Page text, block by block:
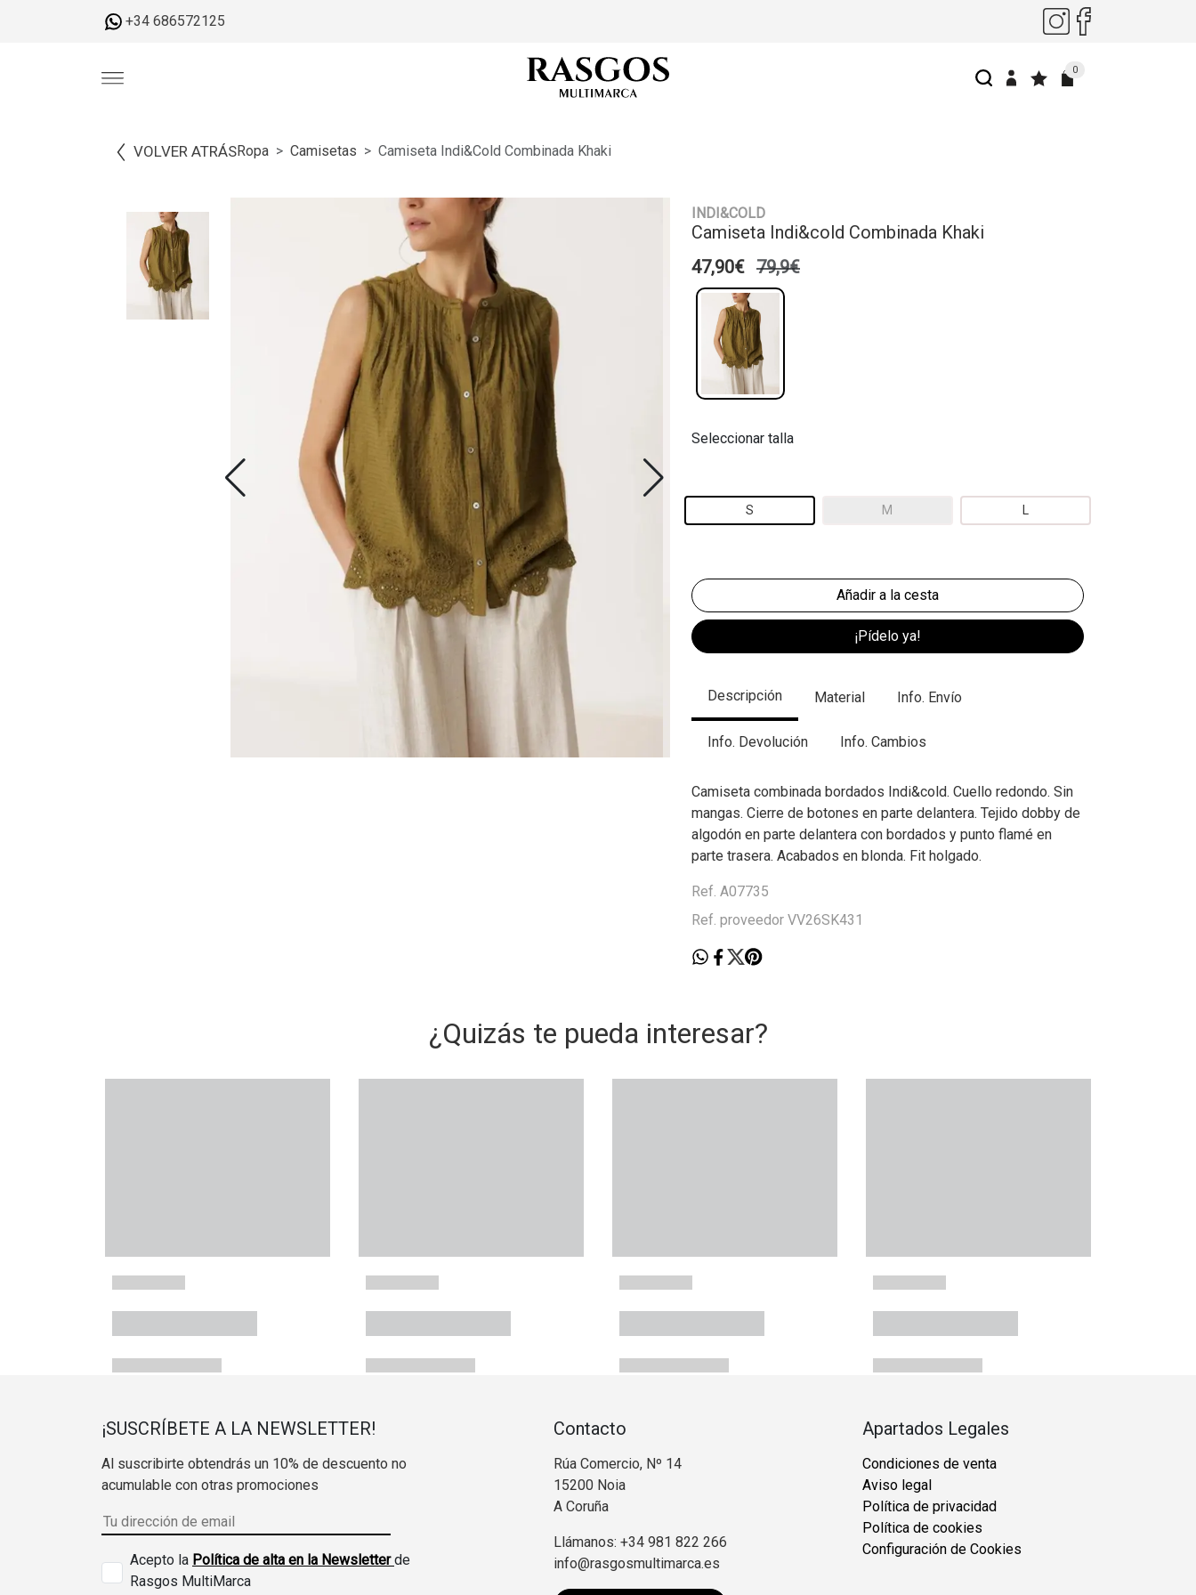
+34 686572125
0
VOLVER ATRÁSRopa Camisetas Camiseta Indi&cold Combinada Khaki
INDI&COLD
Camiseta Indi&cold Combinada Khaki
47,90€ 79,9€
Seleccionar talla
S M L
¡Pídelo ya!
Descripción Material Info. Envío
Info. Devolución Info. Cambios
Camiseta combinada bordados Indi&cold. Cuello redondo. Sin
mangas. Cierre de botones en parte delantera. Tejido dobby de
algodón en parte delantera con bordados y punto flamé en
parte trasera. Acabados en blonda. Fit holgado.
Ref. A07735
Ref. proveedor VV26SK431
¿Quizás te pueda interesar?
¡SUSCRÍBETE A LA NEWSLETTER!
Al suscribirte obtendrás un 10% de descuento no
acumulable con otras promociones
Acepto la Política de alta en la Newsletterde
Rasgos MultiMarca
Contacto
Rúa Comercio, Nº 14
15200 Noia
A Coruña
Llámanos: +34 981 822 266
info@rasgosmultimarca.es
Apartados Legales
Condiciones de venta
Aviso legal
Política de privacidad
Política de cookies
Configuración de Cookies